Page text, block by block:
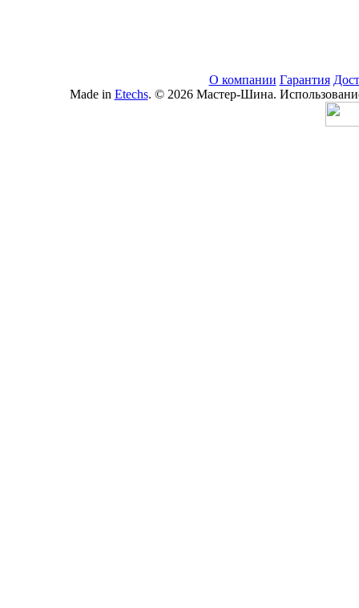
О компании Гарантия
Made in Etechs. © 2026 Мастер-Шина.